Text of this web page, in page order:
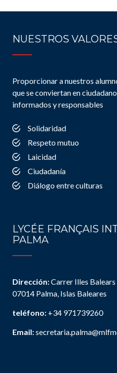
NUESTROS
Proporcionar a nuestros
que se conviertan en
informados y responsables
Solidaridad
Respeto mutuo
Laicidad
Ciudadanía
Diálogo entre culturas
LYCÉE FRANÇAIS
PALMA
Dirección:Carrer Illes
07014 Palma, Islas Baleares
teléfono: +34 971739260
Email: